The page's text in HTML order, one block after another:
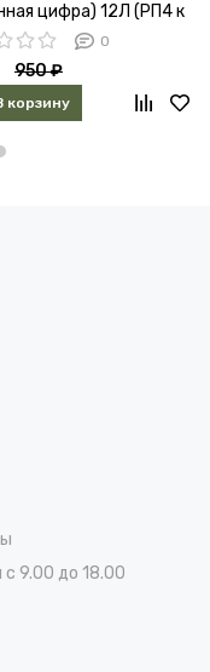
цифра) 12Л (РП4 к
0
950 ₽
корзину
9.00 до 18.00